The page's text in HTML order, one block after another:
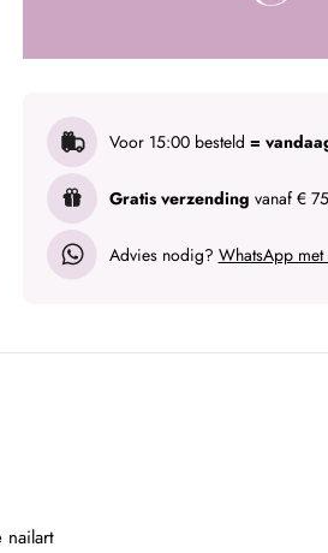
Voor 15:00 besteld =
Gratis verzending vanaf €
Advies nodig? WhatsApp
nailart